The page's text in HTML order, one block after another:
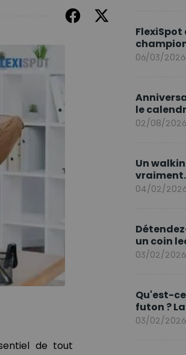
de tout
Sami
06/03/2026
le
d’août
02/08/2026
Un
vraiment
04/02/
un coin
printanier
03/02/2026
Qu'est-
futon ?
du
03/02/2026